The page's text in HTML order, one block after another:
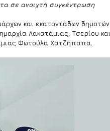
σε ανοιχτή συγκέντρωση
και εκατοντάδων δημοτών
Λακατάμιας, Τσερίου και
Φωτούλα Χατζήπαπα.